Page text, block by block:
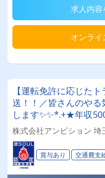
求人内容
オンライ
【運転免許に応じた
送！！／皆さんのや
します✨✨*.+★年収
中！！★+.*【子育世代
ートがあっての仕事】
株式会社アンビション 埼
賞与あり 交通費支